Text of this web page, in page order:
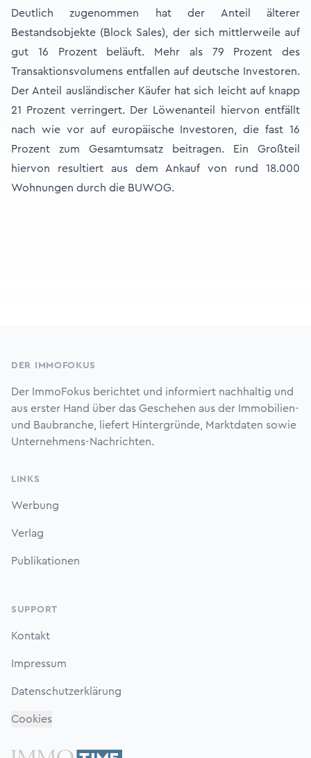
Deutlich zugenommen hat der Anteil älterer
Bestandsobjekte (Block Sales), der sich mittlerweile auf
gut 16 Prozent beläuft. Mehr als 79 Prozent des
Transaktionsvolumens entfallen auf deutsche Investoren.
Der Anteil ausländischer Käufer hat sich leicht auf knapp
21 Prozent verringert. Der Löwenanteil hiervon entfällt
nach wie vor auf europäische Investoren, die fast 16
Prozent zum Gesamtumsatz beitragen. Ein Großteil
hiervon resultiert aus dem Ankauf von rund 18.000
Wohnungen durch die BUWOG.
DER IMMOFOKUS
Der ImmoFokus berichtet und informiert nachhaltig und
aus erster Hand über das Geschehen aus der Immobilien-
und Baubranche, liefert Hintergründe, Marktdaten sowie
Unternehmens-Nachrichten.
LINKS
Werbung
Verlag
Publikationen
SUPPORT
Kontakt
Impressum
Datenschutzerklärung
Cookies